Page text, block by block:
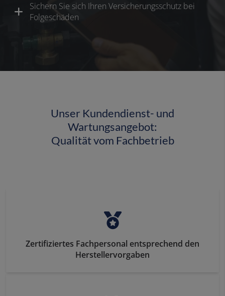
Sichern Sie sich Ihren Versicherungsschutz bei
Folgeschäden
Unser Kundendienst- und
Wartungsangebot:
Qualität vom Fachbetrieb
Zertifiziertes Fachpersonal entsprechend den
Herstellervorgaben